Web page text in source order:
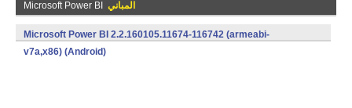
Microsoft Power BI المباني
Microsoft Power BI 2.2.160105.11674-116742 (armeabi-
v7a,x86) (Android)